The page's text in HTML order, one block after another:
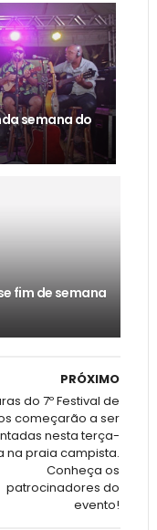
semana do
fim de semana
PRÓXIMO
do 7º Festival de
começarão a ser
nesta terça-
na praia campista.
Conheça os
patrocinadores do
evento!